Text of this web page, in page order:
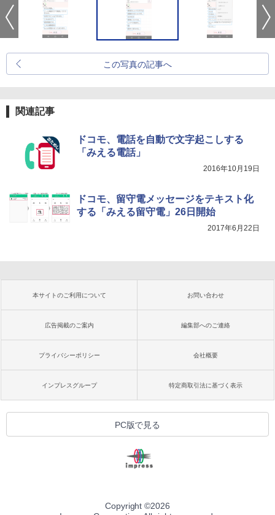
この写真の記事へ
関連記事
ドコモ、電話を自動で文字起こしする
「みえる電話」
2016年10月19日
ドコモ、留守電メッセージをテキスト化
する「みえる留守電」26日開始
2017年6月22日
本サイトのご利用について お問い合わせ
広告掲載のご案内 編集部へのご連絡
プライバシーポリシー 会社概要
インプレスグループ 特定商取引法に基づく表示
PC版で見る
Copyright ©2026